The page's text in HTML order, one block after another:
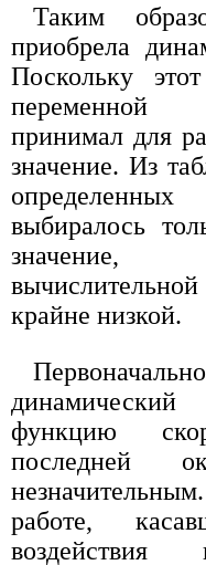
Таким
приобрела
Поскольку
переменной
принимал для
значение. Из
выбиралось
значение,
крайне низкой.
функцию
последней
работе,